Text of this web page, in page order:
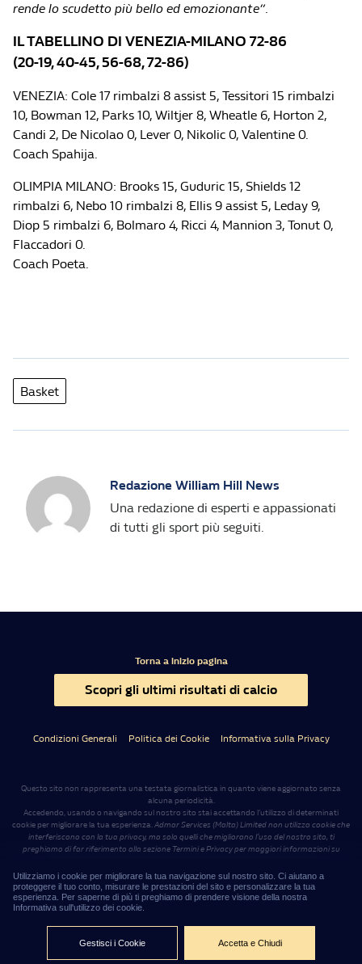
rende lo scudetto più bello ed emozionante”.
IL TABELLINO DI VENEZIA-MILANO 72-86
(20-19, 40-45, 56-68, 72-86)
VENEZIA: Cole 17 rimbalzi 8 assist 5, Tessitori 15 rimbalzi
10, Bowman 12, Parks 10, Wiltjer 8, Wheatle 6, Horton 2,
Candi 2, De Nicolao 0, Lever 0, Nikolic 0, Valentine 0.
Coach Spahija.
OLIMPIA MILANO: Brooks 15, Guduric 15, Shields 12
rimbalzi 6, Nebo 10 rimbalzi 8, Ellis 9 assist 5, Leday 9,
Diop 5 rimbalzi 6, Bolmaro 4, Ricci 4, Mannion 3, Tonut 0,
Flaccadori 0.
Coach Poeta.
Basket
Redazione William Hill News
Una redazione di esperti e appassionati
di tutti gli sport più seguiti.
Torna a inizio pagina
Scopri gli ultimi risultati di calcio
Condizioni Generali Politica dei Cookie Informativa sulla Privacy
Questo sito non rappresenta una testata giornalistica in quanto viene aggiornato senza
alcuna periodicità.
Accedendo, usando o navigando sul nostro sito stai accettando l’utilizzo di determinati
cookie per migliorare la tua esperienza.Admar Services (Malta) Limited non utilizza cookie che
interferiscono con la tua privacy, ma solo quelli che migliorano l’uso del nostro sito, ti
preghiamo di far riferimento alla sezione Termini e Privacy per maggiori informazioni su
Il sitowww.williamhillnews.itè gestito da Admar Services (Malta) Limited, con sede legale a
Sliema (Malta), Level 7, Tagliaferro Business Centre, 14 High Street..
Utilizziamo i cookie per migliorare la tua navigazione sul nostro sito. Ci aiutano a
proteggere il tuo conto, misurare le prestazioni del sito e personalizzare la tua
esperienza. Per saperne di più ti preghiamo di prendere visione della nostra
Informativa sull'utilizzo dei cookie.
Gestisci i Cookie Accetta e Chiudi